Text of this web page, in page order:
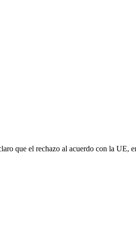
que el rechazo al acuerdo con la UE,